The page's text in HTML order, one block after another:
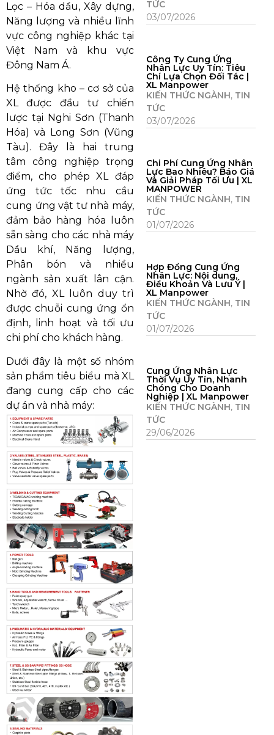
Lọc – Hóa dầu, Xây dựng,
Năng lượng và nhiều lĩnh
vực công nghiệp khác tại
Việt Nam và khu vực
Đông Nam Á.
Hệ thống kho – cơ sở của
XL được đầu tư chiến
lược tại Nghi Sơn (Thanh
Hóa) và Long Sơn (Vũng
Tàu). Đây là hai trung
tâm công nghiệp trọng
điểm, cho phép XL đáp
ứng tức tốc nhu cầu
cung ứng vật tư nhà máy,
đảm bảo hàng hóa luôn
sẵn sàng cho các nhà máy
Dầu khí, Năng lượng,
Phân bón và nhiều
ngành sản xuất lân cận.
Nhờ đó, XL luôn duy trì
được chuỗi cung ứng ổn
định, linh hoạt và tối ưu
chi phí cho khách hàng.
Dưới đây là một số nhóm
sản phẩm tiêu biểu mà XL
đang cung cấp cho các
dự án và nhà máy:
TỨC
03/07/2026
Công Ty Cung Ứng
Nhân Lực Uy Tín: Tiêu
Chí Lựa Chọn Đối Tác |
XL Manpower
KIẾN THỨC NGÀNH, TIN
TỨC
03/07/2026
Chi Phí Cung Ứng Nhân
Lực Bao Nhiêu? Báo Giá
Và Giải Pháp Tối Ưu | XL
MANPOWER
KIẾN THỨC NGÀNH, TIN
TỨC
01/07/2026
Hợp Đồng Cung Ứng
Nhân Lực: Nội dung,
Điều Khoản Và Lưu Ý |
XL Manpower
KIẾN THỨC NGÀNH, TIN
TỨC
01/07/2026
Cung Ứng Nhân Lực
Thời Vụ Uy Tín, Nhanh
Chóng Cho Doanh
Nghiệp | XL Manpower
KIẾN THỨC NGÀNH, TIN
TỨC
29/06/2026